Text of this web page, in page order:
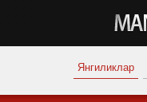
Янгиликлар